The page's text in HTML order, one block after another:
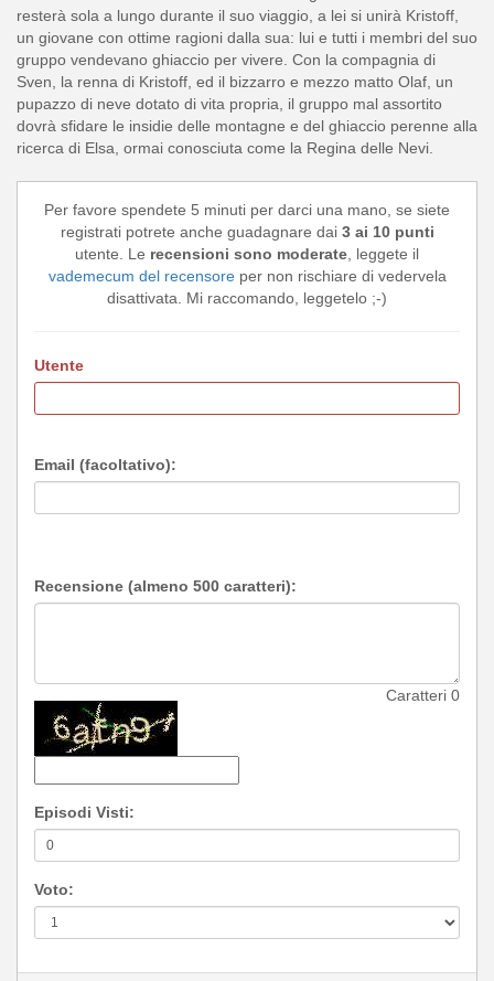
resterà sola a lungo durante il suo viaggio, a lei si unirà Kristoff,
un giovane con ottime ragioni dalla sua: lui e tutti i membri del suo
gruppo vendevano ghiaccio per vivere. Con la compagnia di
Sven, la renna di Kristoff, ed il bizzarro e mezzo matto Olaf, un
pupazzo di neve dotato di vita propria, il gruppo mal assortito
dovrà sfidare le insidie delle montagne e del ghiaccio perenne alla
ricerca di Elsa, ormai conosciuta come la Regina delle Nevi.
Per favore spendete 5 minuti per darci una mano, se siete
registrati potrete anche guadagnare dai 3 ai 10 punti
utente. Le recensioni sono moderate, leggete il
vademecum del recensoreper non rischiare di vedervela
disattivata. Mi raccomando, leggetelo ;-)
Utente
Email (facoltativo):
Recensione (almeno 500 caratteri):
Caratteri 0
Episodi Visti:
Voto: